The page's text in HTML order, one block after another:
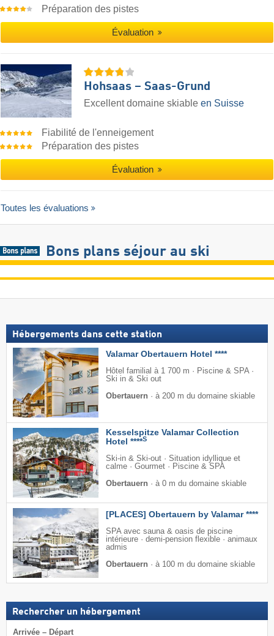
Préparation des pistes
Évaluation
Hohsaas – Saas-Grund
Excellent domaine skiable en Suisse
Fiabilité de l'enneigement
Préparation des pistes
Évaluation
Toutes les évaluations
Bons plans séjour au ski
Hébergements dans cette station
Valamar Obertauern Hotel ****
Hôtel familial à 1 700 m · Piscine & SPA ·
Ski in & Ski out
Obertauern · à 200 m du domaine skiable
Kesselspitze Valamar Collection
Hotel ****S
Ski-in & Ski-out · Situation idyllique et
calme · Gourmet · Piscine & SPA
Obertauern · à 0 m du domaine skiable
[PLACES] Obertauern by Valamar ****
SPA avec sauna & oasis de piscine
intérieure · demi-pension flexible · animaux
admis
Obertauern · à 100 m du domaine skiable
Rechercher un hébergement
Arrivée – Départ